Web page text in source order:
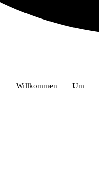
Willkommen Um